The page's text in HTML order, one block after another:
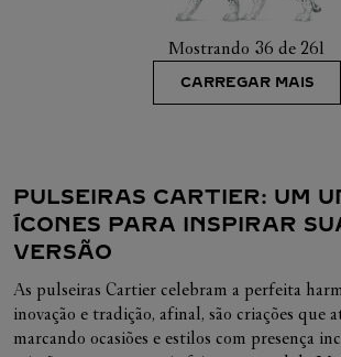
Mostrando 36 de 261
CARREGAR MAIS
PULSEIRAS CARTIER: UM
ÍCONES PARA INSPIRAR
VERSÃO
As pulseiras Cartier celebram a perfeita
inovação e tradição, afinal, são criações que
marcando ocasiões e estilos com presença